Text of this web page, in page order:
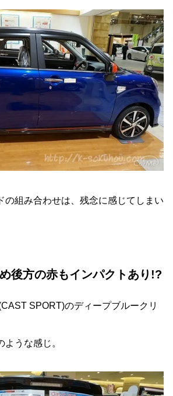
の組み合わせは、残念に感じてしまい
後方の赤もインパクトあり!?
SPORT)のディープブルークリ
うな感じ。